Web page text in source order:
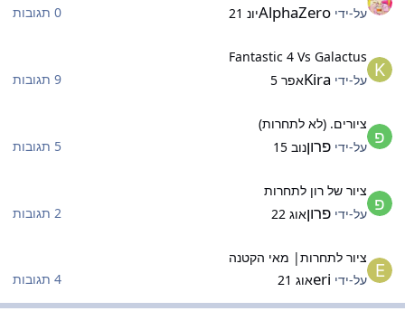
על-ידי AlphaZeroיונ 21
0 תגובות
Fantastic 4 Vs Galactus
על-ידי Kiraאפר 5
9 תגובות
ציורים. (לא לתחרות)
על-ידי פרוןנוב 15
5 תגובות
ציור של רון לתחרות
על-ידי פרוןאוג 22
2 תגובות
ציור לתחרות| מאי הקטנה
על-ידי eriאוג 21 4 תגובות